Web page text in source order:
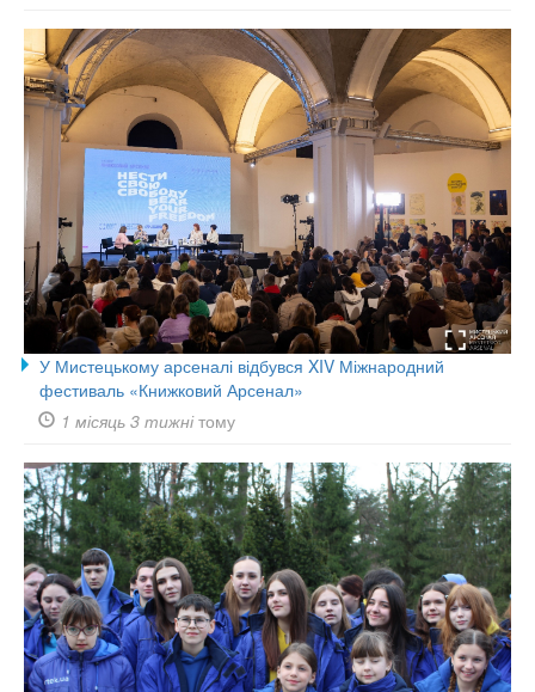
У Мистецькому арсеналі відбувся XIV Міжнародний
фестиваль «Книжковий Арсенал»
1 місяць 3 тижнітому